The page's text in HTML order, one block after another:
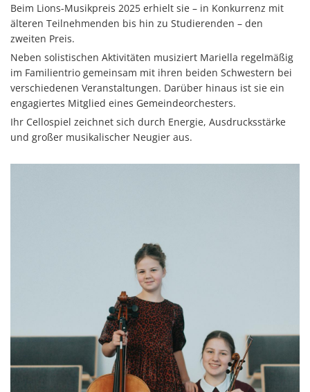
Beim Lions-Musikpreis 2025 erhielt sie – in Konkurrenz mit
älteren Teilnehmenden bis hin zu Studierenden – den
zweiten Preis.
Neben solistischen Aktivitäten musiziert Mariella regelmäßig
im Familientrio gemeinsam mit ihren beiden Schwestern bei
verschiedenen Veranstaltungen. Darüber hinaus ist sie ein
engagiertes Mitglied eines Gemeindeorchesters.
Ihr Cellospiel zeichnet sich durch Energie, Ausdrucksstärke
und großer musikalischer Neugier aus.